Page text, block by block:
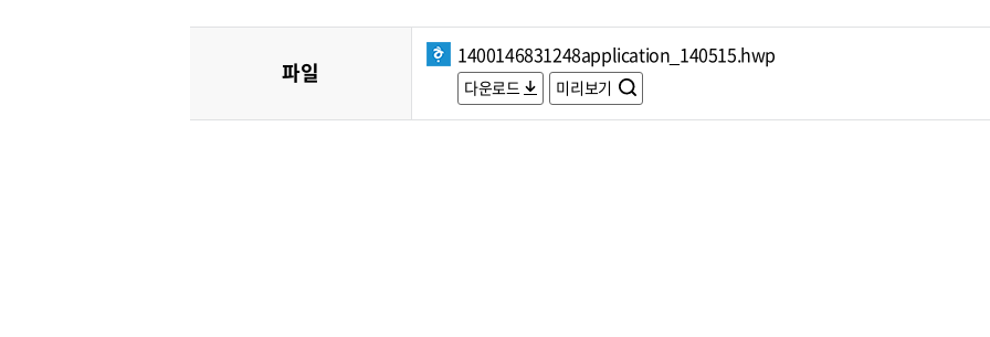
파일
1400146831248application_140515.hwp
다운로드 미리보기